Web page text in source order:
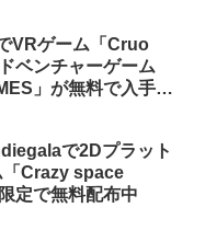
VRゲーム「Cruo
ベンチャーゲーム
」が無料で入手可
で2Dプラット
「Crazy space
定で無料配布中